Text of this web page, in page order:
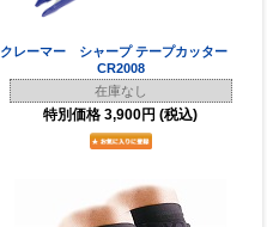
クレーマー シャープ テープカッター
CR2008
在庫なし
特別価格 3,900円 (税込)